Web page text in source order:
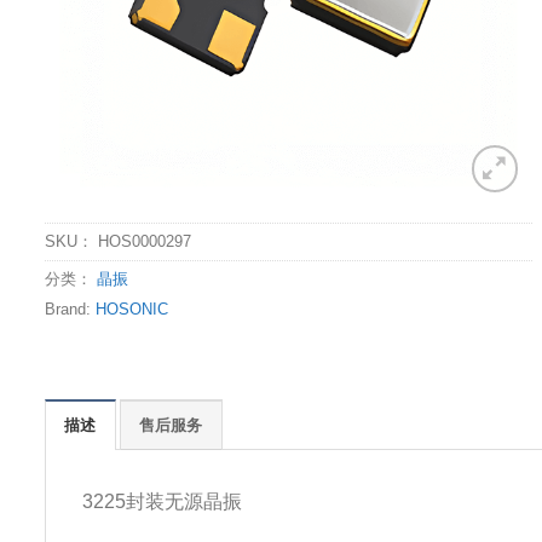
SKU： HOS0000297
分类： 晶振
Brand: HOSONIC
描述 售后服务
3225封装无源晶振